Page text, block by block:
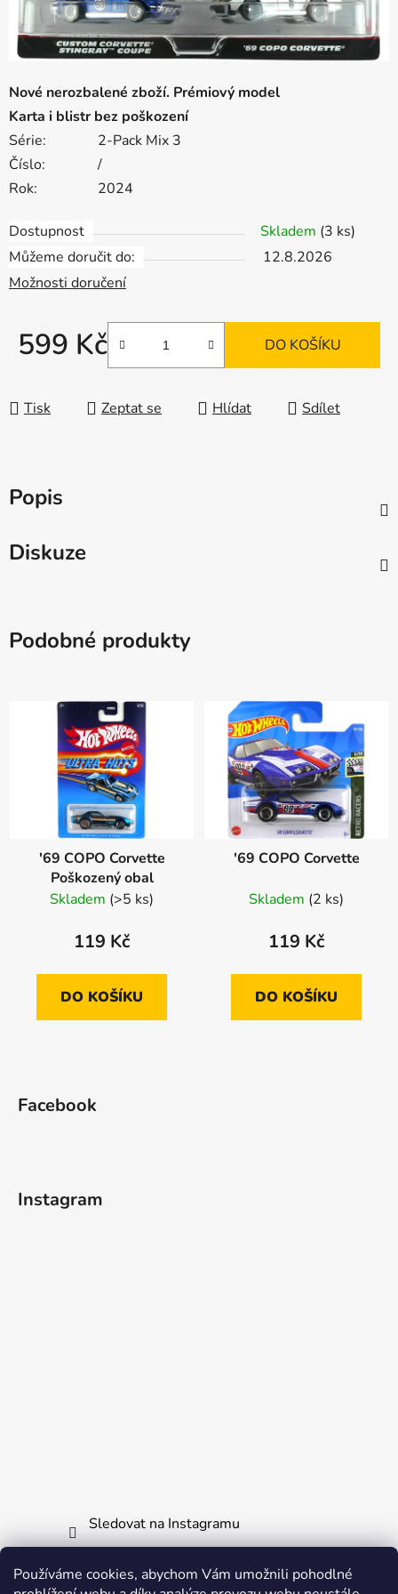
Používáme cookies, abychom Vám umožnili pohodlné
Nové nerozbalené zboží. Prémiový model
Karta i blistr bez poškození
Série:
2-Pack Mix 3
Číslo:
/
Rok:
2024
Dostupnost Skladem (3 ks)
Můžeme doručit do:
12.8.2026
Možnosti doručení
599 Kč DO KOŠÍKU
Tisk Zeptat se Hlídat Sdílet
Popis
Diskuze
Podobné produkty
'69 COPO Corvette
Poškozený obal
Skladem (>5 ks)
119 Kč
DO KOŠÍKU
'69 COPO Corvette
Skladem (2 ks)
119 Kč
DO KOŠÍKU
Facebook
Instagram
Sledovat na Instagramu
Informace pro vás